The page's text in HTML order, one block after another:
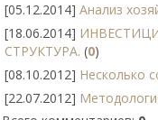
[05.12.2014] Анализ
[18.06.2014]
СТРУКТУРА. (0)
[08.10.2012] Несколько
[22.07.2012]